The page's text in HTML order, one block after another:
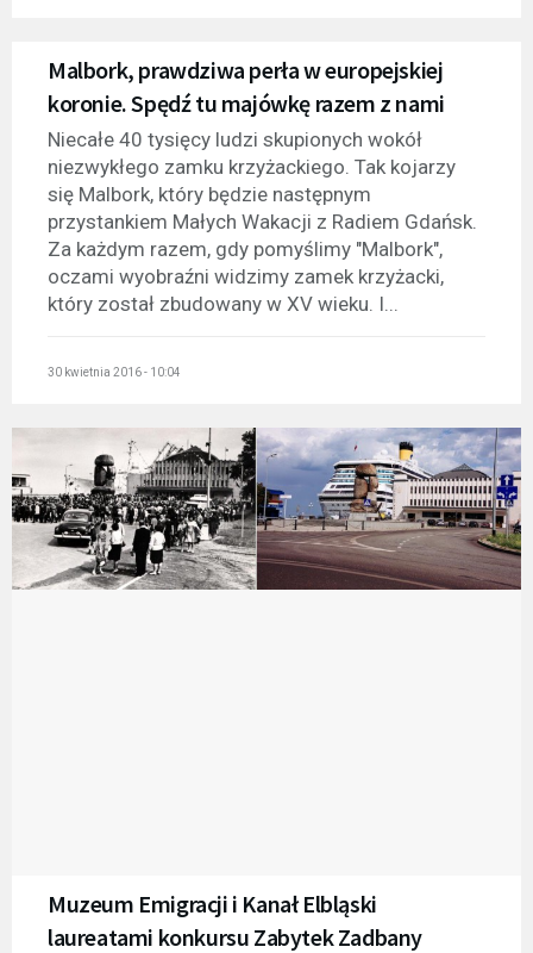
Malbork, prawdziwa perła w europejskiej
koronie. Spędź tu majówkę razem z nami
Niecałe 40 tysięcy ludzi skupionych wokół
niezwykłego zamku krzyżackiego. Tak kojarzy
się Malbork, który będzie następnym
przystankiem Małych Wakacji z Radiem Gdańsk.
Za każdym razem, gdy pomyślimy "Malbork",
oczami wyobraźni widzimy zamek krzyżacki,
który został zbudowany w XV wieku. I...
30 kwietnia 2016 - 10:04
Muzeum Emigracji i Kanał Elbląski
laureatami konkursu Zabytek Zadbany